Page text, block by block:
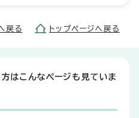
戻る トップページへ戻る
はこんなページも見ていま